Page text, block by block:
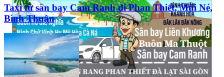
Taxi từ sân bay Cam Ranh đi Phan Thiết, Mũi Né,
Bình Thuận